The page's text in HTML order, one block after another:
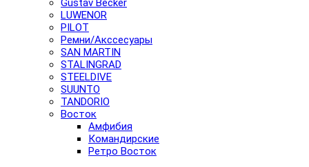
Gustav Becker
LUWENOR
PILOT
Pемни/Акссесуары
SAN MARTIN
STALINGRAD
STEELDIVE
SUUNTO
TANDORIO
Восток
Амфибия
Командирские
Ретро Восток